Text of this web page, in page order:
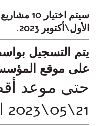
سيتم اختيار 10 مشاريع للبرنامج.
الأول\أكتوبر 2023
.
يتم التسجيل
على موقع
حتى موعد
21\05\2023 الساعة 23:59